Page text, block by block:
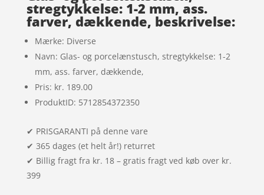
er
stregtykkelse: 1-2 mm, ass.
farver, dækkende, beskrivelse:
Mærke: Diverse
Navn: Glas- og porcelænstusch, stregtykkelse: 1-2
mm, ass. farver, dækkende,
Pris: kr. 189.00
ProduktID: 5712854372350
✔ PRISGARANTI på denne vare
✔ 365 dages (et helt år!) returret
✔ Billig fragt fra kr. 18 – gratis fragt ved køb over kr.
399